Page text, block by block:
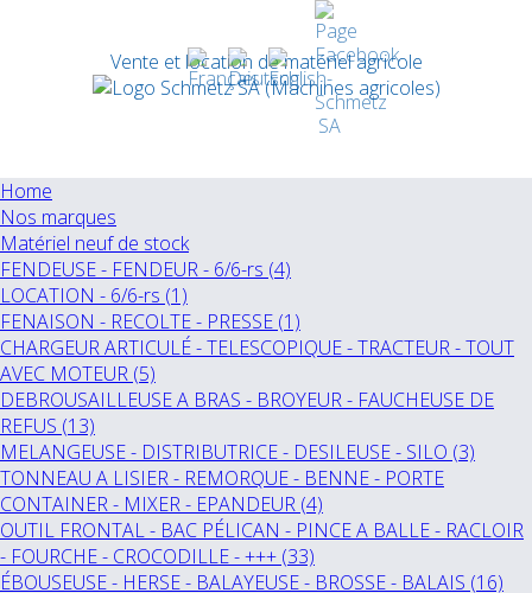
Vente et location de matériel agricole
Home
Nos marques
Matériel neuf de stock
FENDEUSE - FENDEUR - 6/6-rs (4)
LOCATION - 6/6-rs (1)
FENAISON - RECOLTE - PRESSE (1)
CHARGEUR ARTICULÉ - TELESCOPIQUE - TRACTEUR - TOUT
AVEC MOTEUR (5)
DEBROUSAILLEUSE A BRAS - BROYEUR - FAUCHEUSE DE
REFUS (13)
MELANGEUSE - DISTRIBUTRICE - DESILEUSE - SILO (3)
TONNEAU A LISIER - REMORQUE - BENNE - PORTE
CONTAINER - MIXER - EPANDEUR (4)
OUTIL FRONTAL - BAC PÉLICAN - PINCE A BALLE - RACLOIR
- FOURCHE - CROCODILLE - +++ (33)
ÉBOUSEUSE - HERSE - BALAYEUSE - BROSSE - BALAIS (16)